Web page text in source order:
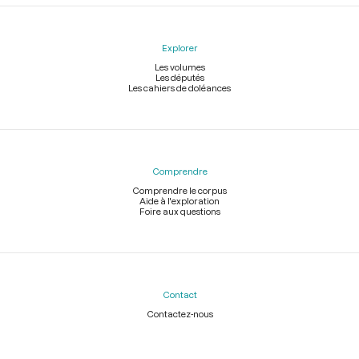
Explorer
Les volumes
Les députés
Les cahiers de doléances
Comprendre
Comprendre le corpus
Aide à l'exploration
Foire aux questions
Contact
Contactez-nous